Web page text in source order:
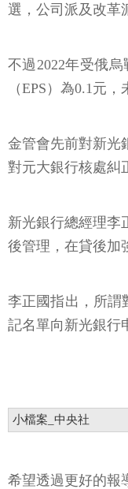
選，公司派及改革
不過2022年受俄
（EPS）為0.1元
金管會先前對新光
對元大銀行核處糾
新光銀行總經理李
後管理，在貸後加
李正國指出，所謂
記名單向新光銀行
小檔案_中央社
希望透過更好的報